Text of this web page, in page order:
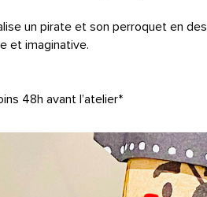
un pirate et son perroquet en
et imaginative.
48h avant l’atelier*